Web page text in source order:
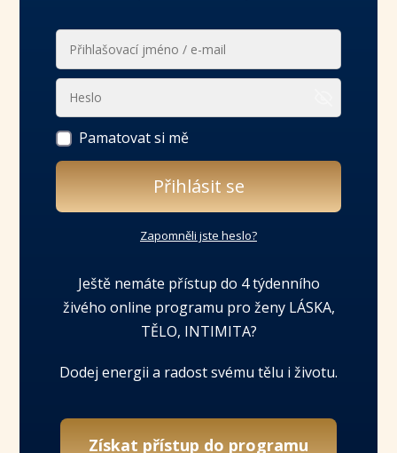
Pamatovat si mě
Přihlásit se
Zapomněli jste heslo?
Ještě nemáte přístup do 4 týdenního
živého online programu pro ženy LÁSKA,
TĚLO, INTIMITA?
Dodej energii a radost svému tělu i životu.
Získat přístup do programu